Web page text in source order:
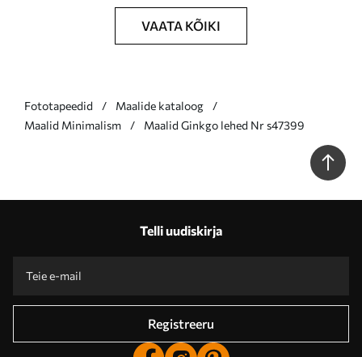
VAATA KÕIKI
Fototapeedid
Maalide kataloog
Maalid Minimalism
Maalid Ginkgo lehed Nr s47399
Telli uudiskirja
Registreeru